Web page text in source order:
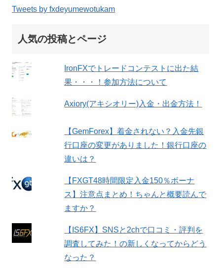
Tweets by fxdeyumewotukam
人気の投稿とページ
IronFXでトレードコンテストに出た結
果・・・！参加方法について
Axiory(アキシオリー)入金・出金方法！
【GemForex】着金されない？入金先銀
行口座の変更がありました！銀行口座の
違いは？
【FXGT48時間限定入金150％ボーナ
ス】注意点まとめ！ちゃんと概要読んで
ますか？
【IS6FX】SNSと2chで口コミ・評判を
調査してみた！の新しくなってからどう
なった？